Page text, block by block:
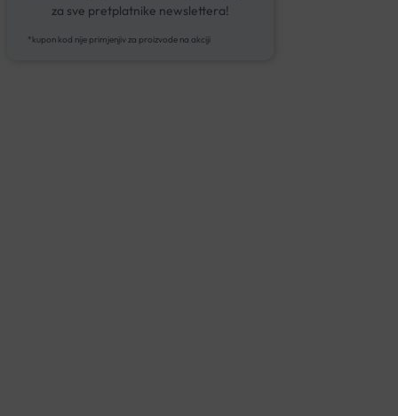
za sve pretplatnike newslettera!
*kupon kod nije primjenjiv za proizvode na akciji